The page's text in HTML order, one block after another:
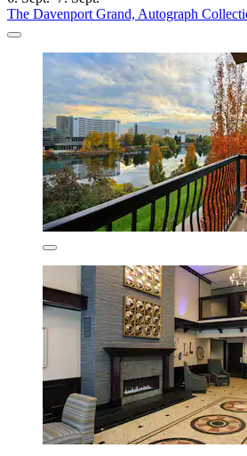
The Davenport Grand, Autograph